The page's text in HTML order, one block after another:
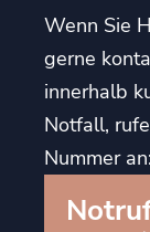
Wenn Sie
gerne
innerhalb
Notfall,
Nummer an: